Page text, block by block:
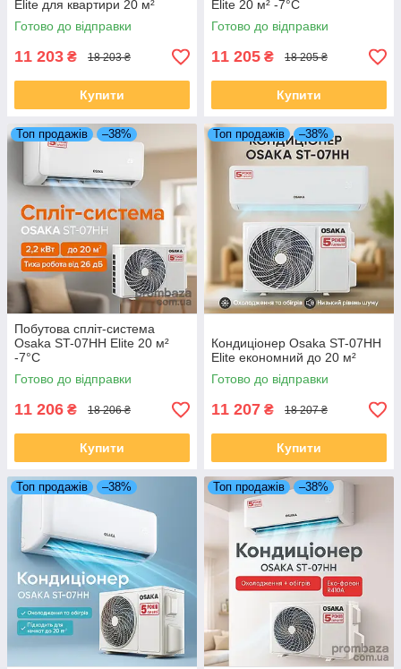
Elite для квартири 20 м²
Готово до відправки
11 203 ₴ 18 203 ₴
Купити
Elite 20 м² -7°С
Готово до відправки
11 205 ₴ 18 205 ₴
Купити
Топ продажів –38%
Побутова спліт-система
Osaka ST-07HH Elite 20 м²
-7°С
Готово до відправки
11 206 ₴ 18 206 ₴
Купити
Топ продажів –38%
Кондиціонер Osaka ST-07HH
Elite економний до 20 м²
Готово до відправки
11 207 ₴ 18 207 ₴
Купити
Топ продажів –38% Топ продажів –38%